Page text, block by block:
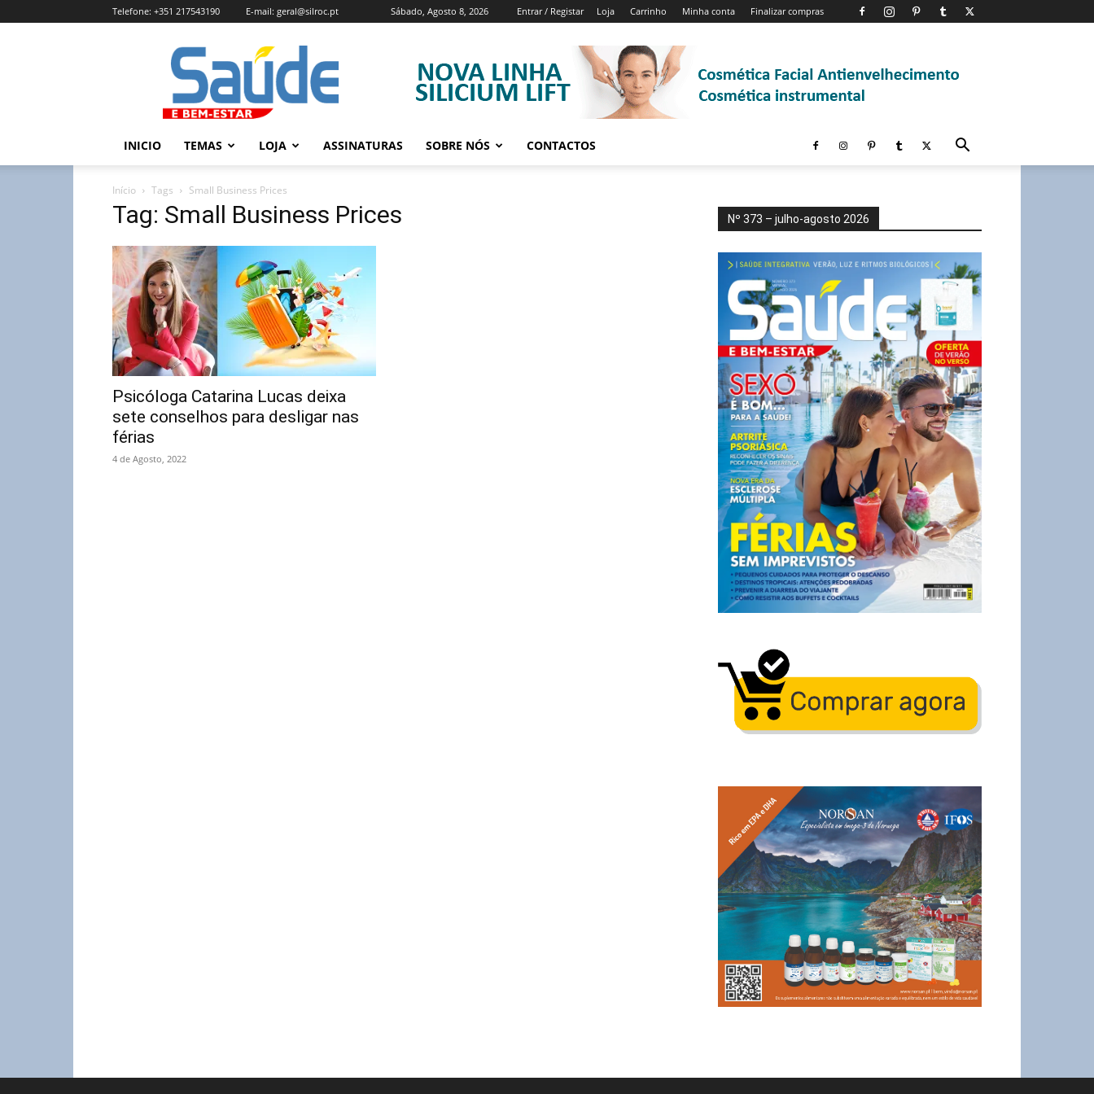
Sábado, Agosto 8, 2026 Entrar / Registar Loja Carrinho Minha conta Finalizar compras
Telefone: +351 217543190 E-mail: geral@silroc.pt
Revista
Saúde
e
Bem
Estar
Edição
INICIO TEMAS LOJA ASSINATURAS SOBRE NÓS CONTACTOS
Início Tags Small Business Prices
Tag: Small Business Prices
Psicóloga Catarina Lucas deixa
sete conselhos para desligar nas
férias
4 de Agosto, 2022
Nº 373 – julho-agosto 2026